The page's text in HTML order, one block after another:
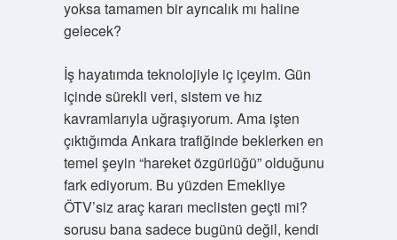
yoksa tamamen bir ayrıcalık mı haline
gelecek?
İş hayatımda teknolojiyle iç içeyim. Gün
içinde sürekli veri, sistem ve hız
kavramlarıyla uğraşıyorum. Ama işten
çıktığımda Ankara trafiğinde beklerken en
temel şeyin “hareket özgürlüğü” olduğunu
fark ediyorum. Bu yüzden Emekliye
ÖTV’siz araç kararı meclisten geçti mi?
sorusu bana sadece bugünü değil, kendi